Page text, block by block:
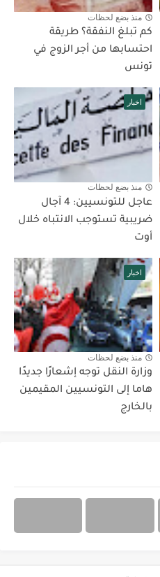
منذ بضع لحظات
كم تبلغ النفقة؟ طريقة
احتسابها من أجر الزوج في
تونس
اخبار
منذ بضع لحظات
عاجل للتونسيين: 4 آجال
ضريبية تستوجب الانتباه خلال
أوت
اخبار
منذ بضع لحظات
وزارة النقل توجه إشعارًا جديدًا
هاما إلى التونسيين المقيمين
بالخارج